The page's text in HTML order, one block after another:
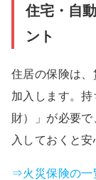
住宅・自
ント
住居の保険は
加入します。
財）」が必要
入しておくと安
⇒火災保険の一